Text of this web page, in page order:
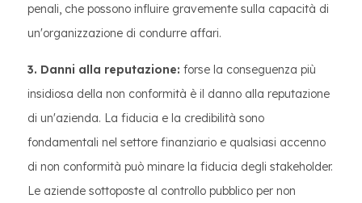
penali, che possono influire gravemente sulla capacità di
un'organizzazione di condurre affari.
3. Danni alla reputazione: forse la conseguenza più
insidiosa della non conformità è il danno alla reputazione
di un'azienda. La fiducia e la credibilità sono
fondamentali nel settore finanziario e qualsiasi accenno
di non conformità può minare la fiducia degli stakeholder.
Le aziende sottoposte al controllo pubblico per non